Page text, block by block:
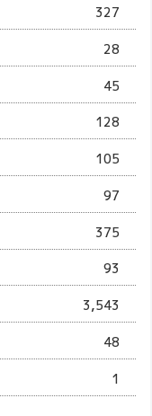
327
28
45
128
105
97
375
93
3,543
48
1